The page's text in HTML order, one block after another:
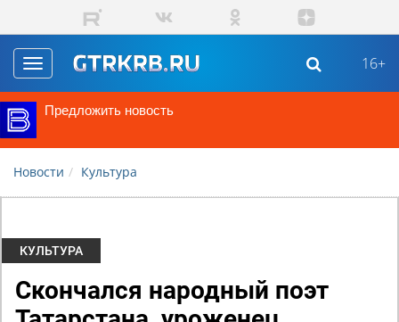
Перейти к основному содержанию
Toggle
navigation
16+
Предложить новость
Новости Культура
КУЛЬТУРА
Скончался народный поэт